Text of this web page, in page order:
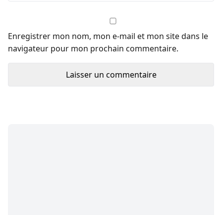
Enregistrer mon nom, mon e-mail et mon site dans le
navigateur pour mon prochain commentaire.